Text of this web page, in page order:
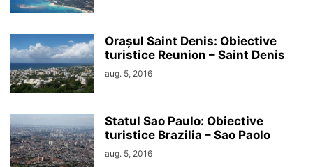
Orașul Saint Denis: Obiective
turistice Reunion – Saint Denis
aug. 5, 2016
Statul Sao Paulo: Obiective
turistice Brazilia – Sao Paolo
aug. 5, 2016